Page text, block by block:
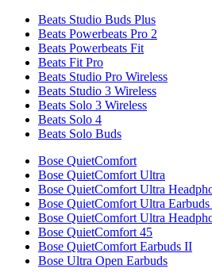
Beats Studio Buds Plus
Beats Powerbeats Pro 2
Beats Powerbeats Fit
Beats Fit Pro
Beats Studio Pro Wireless
Beats Studio 3 Wireless
Beats Solo 3 Wireless
Beats Solo 4
Beats Solo Buds
Bose QuietComfort
Bose QuietComfort Ultra
Bose QuietComfort Ultra
Bose QuietComfort Ultra
Bose QuietComfort Ultra
Bose QuietComfort 45
Bose QuietComfort Earbuds II
Bose Ultra Open Earbuds